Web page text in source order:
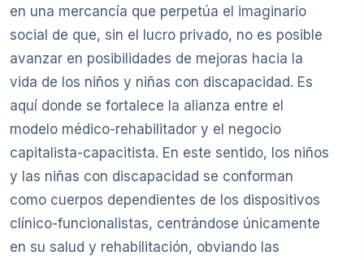
en una mercancía que perpetúa el imaginario
social de que, sin el lucro privado, no es posible
avanzar en posibilidades de mejoras hacia la
vida de los niños y niñas con discapacidad. Es
aquí donde se fortalece la alianza entre el
modelo médico-rehabilitador y el negocio
capitalista-capacitista. En este sentido, los niños
y las niñas con discapacidad se conforman
como cuerpos dependientes de los dispositivos
clínico-funcionalistas, centrándose únicamente
en su salud y rehabilitación, obviando las